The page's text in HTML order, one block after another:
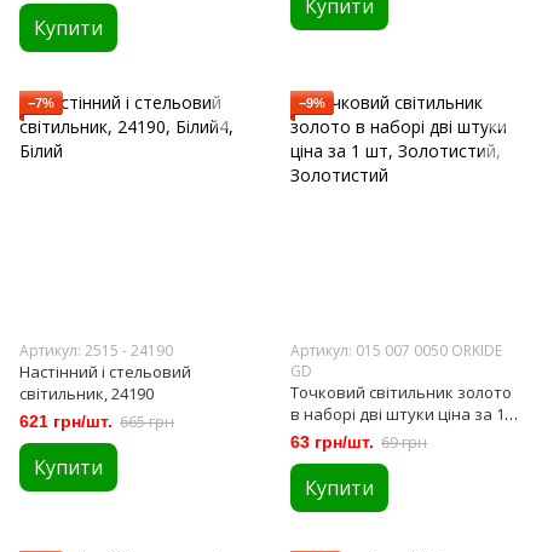
Купити
Купити
−7%
Артикул: 2515 - 24190
Настінний і стельовий
світильник, 24190
621 грн/шт. 665 грн
Купити
−9%
Артикул: 015 007 0050 ORKIDE
GD
Точковий світильник золото
в наборі дві штуки ціна за 1
шт
63 грн/шт. 69 грн
Купити